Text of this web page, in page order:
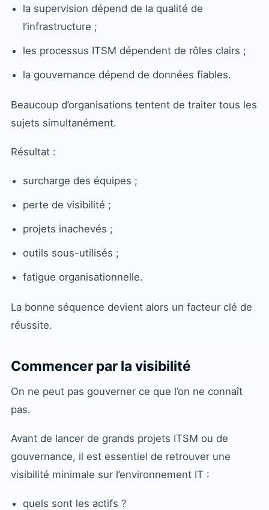
la supervision dépend de la qualité de
l’infrastructure ;
les processus ITSM dépendent de rôles clairs ;
la gouvernance dépend de données fiables.
Beaucoup d’organisations tentent de traiter tous les
sujets simultanément.
Résultat :
surcharge des équipes ;
perte de visibilité ;
projets inachevés ;
outils sous-utilisés ;
fatigue organisationnelle.
La bonne séquence devient alors un facteur clé de
réussite.
Commencer par la visibilité
On ne peut pas gouverner ce que l’on ne connaît
pas.
Avant de lancer de grands projets ITSM ou de
gouvernance, il est essentiel de retrouver une
visibilité minimale sur l’environnement IT :
quels sont les actifs ?